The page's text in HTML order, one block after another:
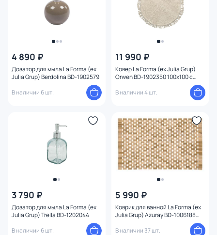
4 890 ₽
Дозатор для мыла La Forma (ex
Julia Grup) Berdolina BD-1902579
В наличии 6 шт.
11 990 ₽
Ковер La Forma (ex Julia Grup)
Orwen BD-1902350 100х100 с
В наличии 4 шт.
3 790 ₽
Дозатор для мыла La Forma (ex
Julia Grup) Trella BD-1202044
В наличии 6 шт.
5 990 ₽
Коврик для ванной La Forma (ex
Julia Grup) Azuray BD-1006188
В наличии 37 шт.